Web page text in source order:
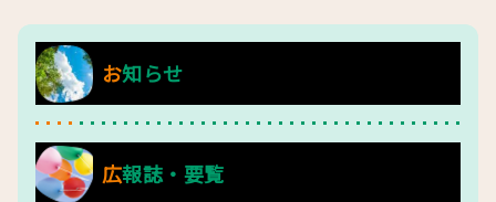
お知らせ
広報誌・要覧